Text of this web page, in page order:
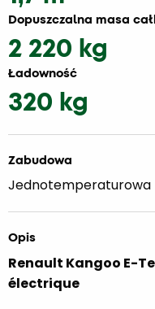
Dopuszczalna masa
2 220 kg
Ładowność
320 kg
Zabudowa
Jednotemperaturowa
Opis
Renault Kangoo E-
électrique